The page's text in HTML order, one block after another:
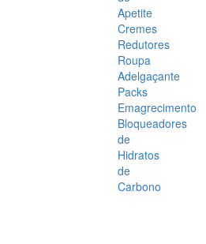
Apetite
Cremes
Redutores
Roupa
Adelgaçante
Packs
Emagrecimento
Bloqueadores
de
Hidratos
de
Carbono